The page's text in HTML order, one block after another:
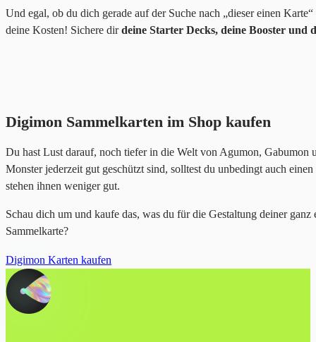
Und egal, ob du dich gerade auf der Suche nach „dieser einen
deine Kosten! Sichere dirdeine Starter Decks, deine Booster und
Digimon Sammelkarten im Shop kaufen
Du hast Lust darauf, noch tiefer in die Welt von Agumon, Gabumon
Monster jederzeit gut geschützt sind, solltest du unbedingt auch
stehen ihnen weniger gut.
Schau dich um und kaufe das, was du für die Gestaltung deiner
Sammelkarte?
Digimon Karten kaufen